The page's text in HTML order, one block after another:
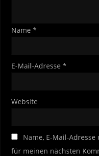
Name *
E-Mail-Adresse *
Website
Name, E-Mail-
für meinen nächsten